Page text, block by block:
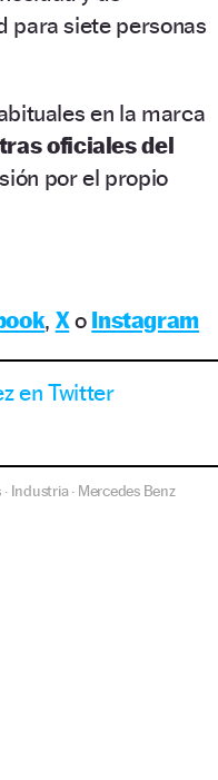
para siete personas
en la marca
oficiales del
por el propio
, Xo Instagram
en Twitter
· Industria· Mercedes Benz